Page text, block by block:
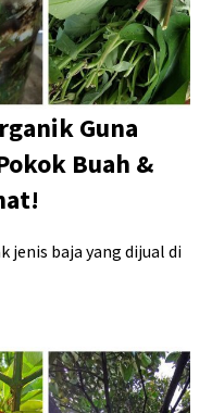
Guna
Buah &
jenis baja yang dijual di